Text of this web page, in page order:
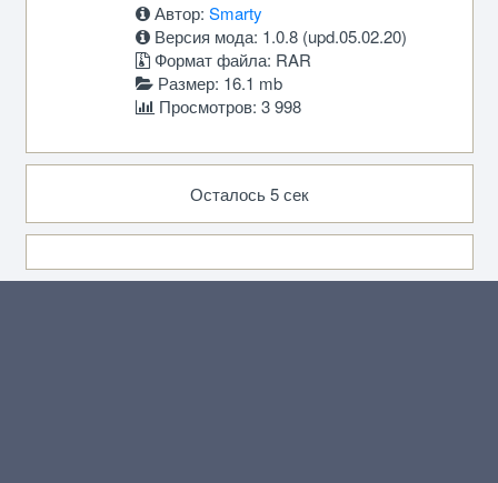
Автор: Smarty
Версия мода: 1.0.8 (upd.05.02.20)
Формат файла: RAR
Размер: 16.1 mb
Просмотров: 3 998
Осталось 5 сек